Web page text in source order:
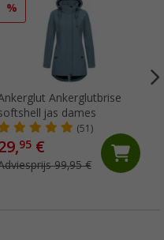
%
Ankerglutbrise
jas dames
(51)
95€
99,95 €